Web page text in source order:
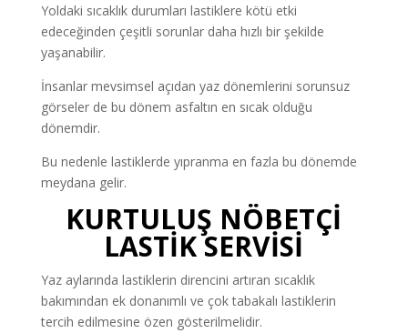
Yoldaki sıcaklık durumları lastiklere kötü etki
edeceğinden çeşitli sorunlar daha hızlı bir şekilde
yaşanabilir.
İnsanlar mevsimsel açıdan yaz dönemlerini sorunsuz
görseler de bu dönem asfaltın en sıcak olduğu
dönemdir.
Bu nedenle lastiklerde yıpranma en fazla bu dönemde
meydana gelir.
KURTULUŞ NÖBETÇİ
LASTİK SERVİSİ
Yaz aylarında lastiklerin direncini artıran sıcaklık
bakımından ek donanımlı ve çok tabakalı lastiklerin
tercih edilmesine özen gösterilmelidir.